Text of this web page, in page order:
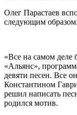
Олег Парастаев
следующим образом:
«Все на самом деле
«Альянс»,
девяти песен. Все
Константином
решил написать
родился мотив.